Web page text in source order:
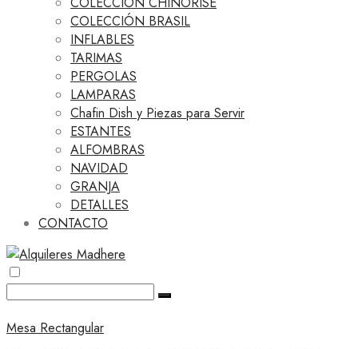
COLECCIÓN BRASIL
INFLABLES
TARIMAS
PERGOLAS
LAMPARAS
Chafin Dish y Piezas para Servir
ESTANTES
ALFOMBRAS
NAVIDAD
GRANJA
DETALLES
CONTACTO
Mesa Rectangular